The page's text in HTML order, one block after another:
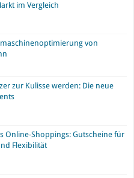
im Vergleich
von
zur Kulisse werden: Die neue
Online-Shoppings: Gutscheine für
Flexibilität